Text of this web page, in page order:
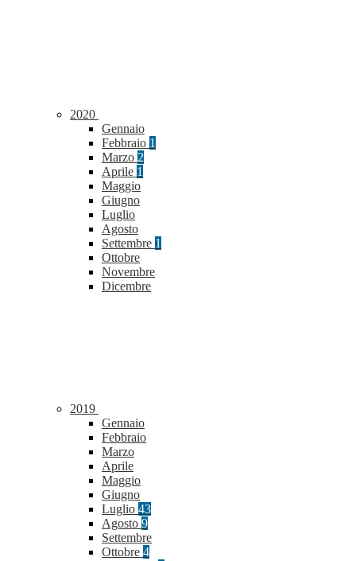
2020
Gennaio
Febbraio 1
Marzo 2
Aprile 1
Maggio
Giugno
Luglio
Agosto
Settembre 1
Ottobre
Novembre
Dicembre
2019
Gennaio
Febbraio
Marzo
Aprile
Maggio
Giugno
Luglio 43
Agosto 9
Settembre
Ottobre 4